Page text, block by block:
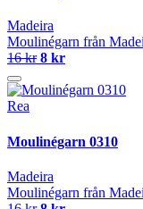
Madeira
Moulinégarn från
16 kr 8 kr
Rea
Moulinégarn 0310
Madeira
Moulinégarn från